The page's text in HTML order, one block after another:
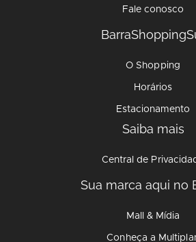
Fale conosco
O Shopping
Horários
Estacionamento
Saiba mais
Central de
Sua marca aqui no
Mall & Mídia
Conheça a